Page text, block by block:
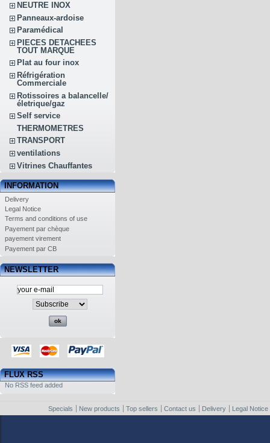
NEUTRE INOX
Panneaux-ardoise
Paramédical
PIECES DETACHEES
TOUT MARQUE
Plat au four inox
Réfrigération
Commerciale
Rotissoires a balancelle/
életrique/gaz
Self service
THERMOMETRES
TRANSPORT
ventilations
Vitrines Chauffantes
INFORMATION
Delivery
Legal Notice
Terms and conditions of use
Payement par chèque
payement virement
Payement par CB
NEWSLETTER
FLUX RSS
No RSS feed added
Specials New products Top sellers Contact us Delivery Legal Notice